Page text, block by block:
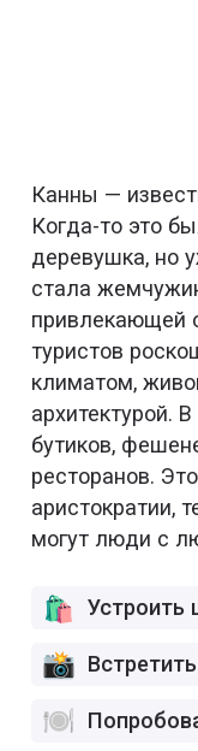
Канны —
Когда-то это
деревушка, но
стала
привлекающей
туристов
климатом,
архитектурой.
бутиков,
ресторанов.
аристократии,
могут люди с
Устроить